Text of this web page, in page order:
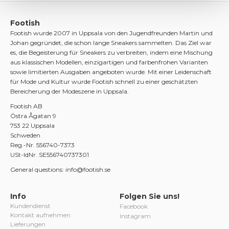
Footish
Footish wurde 2007 in Uppsala von den Jugendfreunden Martin und
Johan gegründet, die schon lange Sneakers sammelten. Das Ziel war
es, die Begeisterung für Sneakers zu verbreiten, indem eine Mischung
aus klassischen Modellen, einzigartigen und farbenfrohen Varianten
sowie limitierten Ausgaben angeboten wurde. Mit einer Leidenschaft
für Mode und Kultur wurde Footish schnell zu einer geschätzten
Bereicherung der Modeszene in Uppsala.
Footish AB
Östra Ågatan 9
753 22 Uppsala
Schweden
Reg.-Nr. 556740-7373
USt-IdNr. SE556740737301
General questions: info@footish.se
Info
Kundendienst
Kontakt aufnehmen
Lieferungen
Folgen Sie uns!
Facebook
Instagram